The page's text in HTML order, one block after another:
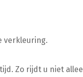
verkleuring.
Zo rijdt u niet